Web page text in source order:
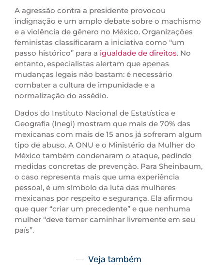
A agressão contra a presidente provocou
indignação e um amplo debate sobre o machismo
e a violência de gênero no México. Organizações
feministas classificaram a iniciativa como “um
passo histórico” para a igualdade de direitos. No
entanto, especialistas alertam que apenas
mudanças legais não bastam: é necessário
combater a cultura de impunidade e a
normalização do assédio.
Dados do Instituto Nacional de Estatística e
Geografia (Inegi) mostram que mais de 70% das
mexicanas com mais de 15 anos já sofreram algum
tipo de abuso. A ONU e o Ministério da Mulher do
México também condenaram o ataque, pedindo
medidas concretas de prevenção. Para Sheinbaum,
o caso representa mais que uma experiência
pessoal, é um símbolo da luta das mulheres
mexicanas por respeito e segurança. Ela afirmou
que quer “criar um precedente” e que nenhuma
mulher “deve temer caminhar livremente em seu
país”.
Veja também